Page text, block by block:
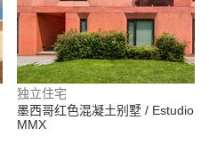
独立住宅
墨西哥红色混凝土别墅 / Estudio
MMX